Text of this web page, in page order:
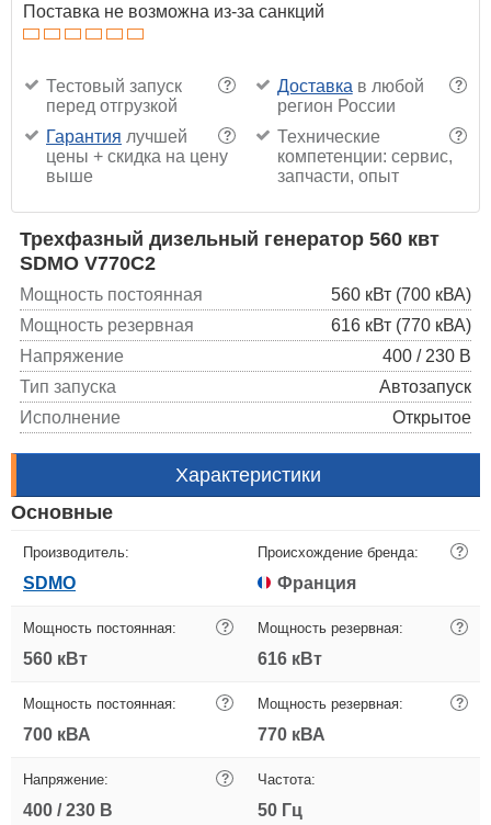
Поставка не возможна из-за санкций
?
Тестовый запуск
перед отгрузкой
?
Доставка в любой
регион России
?
Гарантия лучшей
цены + скидка на цену
выше
?
Технические
компетенции: сервис,
запчасти, опыт
Трехфазный дизельный генератор 560 квт
SDMO V770C2
Мощность постоянная
560 кВт (700 кВА)
Мощность резервная
616 кВт (770 кВА)
Напряжение
400 / 230 В
Тип запуска
Автозапуск
Исполнение
Открытое
Характеристики
Основные
Производитель:
SDMO
Происхождение бренда: ?
Франция
Мощность постоянная: ?
560 кВт
Мощность резервная: ?
616 кВт
Мощность постоянная: ?
700 кВА
Мощность резервная: ?
770 кВА
Напряжение: ?
400 / 230 В
Частота:
50 Гц